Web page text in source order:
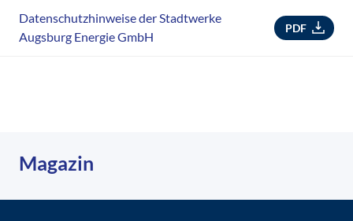
Datenschutzhinweise der Stadtwerke
Augsburg Energie GmbH
PDF
Magazin